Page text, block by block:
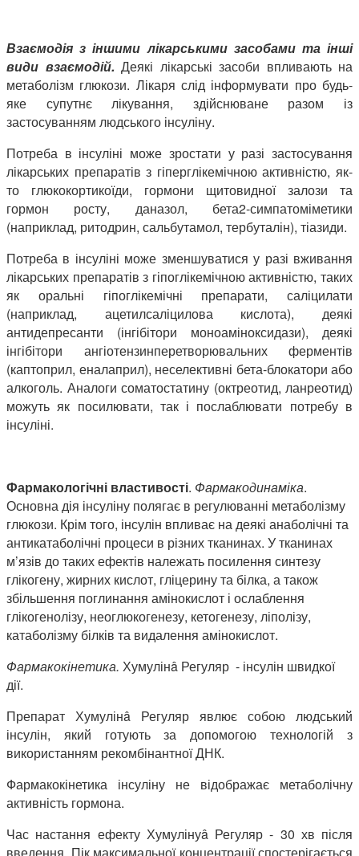
Взаємодія з іншими лікарськими засобами та інші
види взаємодій. Деякі лікарські засоби впливають на
метаболізм глюкози. Лікаря слід інформувати про будь-
яке супутнє лікування, здійснюване разом із
застосуванням людського інсуліну.
Потреба в інсуліні може зростати у разі застосування
лікарських препаратів з гіперглікемічною активністю, як-
то глюкокортикоїди, гормони щитовидної залози та
гормон росту, даназол, бета2-симпатоміметики
(наприклад, ритодрин, сальбутамол, тербуталін), тіазиди.
Потреба в інсуліні може зменшуватися у разі вживання
лікарських препаратів з гіпоглікемічною активністю, таких
як оральні гіпоглікемічні препарати, саліцилати
(наприклад, ацетилсаліцилова кислота), деякі
антидепресанти (інгібітори моноаміноксидази), деякі
інгібітори ангіотензинперетворювальних ферментів
(каптоприл, еналаприл), неселективні бета-блокатори або
алкоголь. Аналоги соматостатину (октреотид, ланреотид)
можуть як посилювати, так і послаблювати потребу в
інсуліні.
Фармакологічні властивості. Фармакодинаміка.
Основна дія інсуліну полягає в регулюванні метаболізму
глюкози. Крім того, інсулін впливає на деякі анаболічні та
антикатаболічні процеси в різних тканинах. У тканинах
м’язів до таких ефектів належать посилення синтезу
глікогену, жирних кислот, гліцерину та білка, а також
збільшення поглинання амінокислот і ослаблення
глікогенолізу, неоглюкогенезу, кетогенезу, ліполізу,
катаболізму білків та видалення амінокислот.
Фармакокінетика. Хумулінâ Регуляр - інсулін швидкої
дії.
Препарат Хумулінâ Регуляр явлює собою людський
інсулін, який готують за допомогою технологій з
використанням рекомбінантної ДНК.
Фармакокінетика інсуліну не відображає метаболічну
активність гормона.
Час настання ефекту Хумулінуâ Регуляр - 30 хв після
введення. Пік максимальної концентра­ції спостерігається